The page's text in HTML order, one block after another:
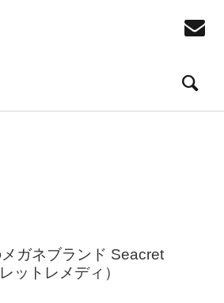
ガネブランド Seacret
ットレメディ）